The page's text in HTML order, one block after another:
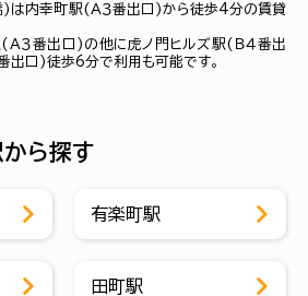
は内幸町駅(Ａ３番出口)から徒歩4分の賃貸
３番出口)の他に虎ノ門ヒルズ駅(Ｂ４番出
出口)徒歩6分で利用も可能です。
から探す
有楽町駅
田町駅